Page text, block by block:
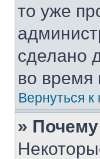
то уже
сделано
во время
Вернуться к
»